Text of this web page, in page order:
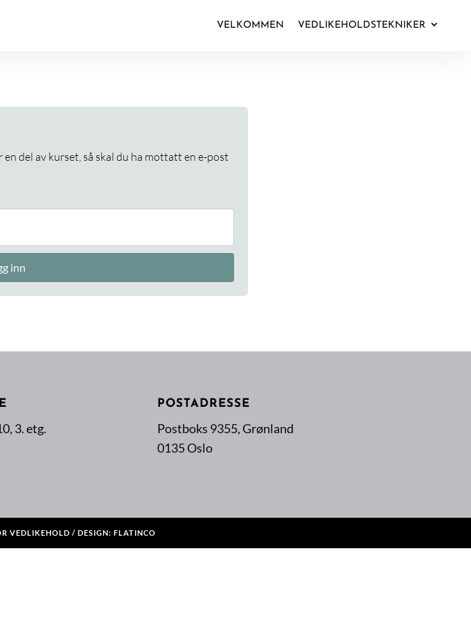
VELKOMMEN VEDLIKEHOLDSTEKNIKER
del av kurset, så skal du ha mottatt en e-post
inn
3. etg.
POSTADRESSE
Postboks 9355, Grønland
0135 Oslo
VEDLIKEHOLD / DESIGN: FLATINCO